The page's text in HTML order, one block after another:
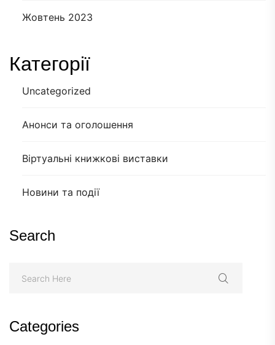
Жовтень 2023
Категорії
Uncategorized
Анонси та оголошення
Віртуальні книжкові виставки
Новини та події
Search
Categories